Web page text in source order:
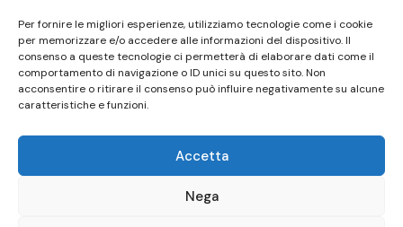
Per fornire le migliori esperienze, utilizziamo tecnologie come i cookie
per memorizzare e/o accedere alle informazioni del dispositivo. Il
consenso a queste tecnologie ci permetterà di elaborare dati come il
comportamento di navigazione o ID unici su questo sito. Non
acconsentire o ritirare il consenso può influire negativamente su alcune
caratteristiche e funzioni.
Accetta
Nega
Vigneti
Vini
Contatti